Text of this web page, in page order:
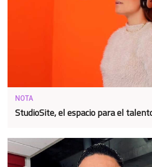
NOTA
StudioSite, el espacio para el